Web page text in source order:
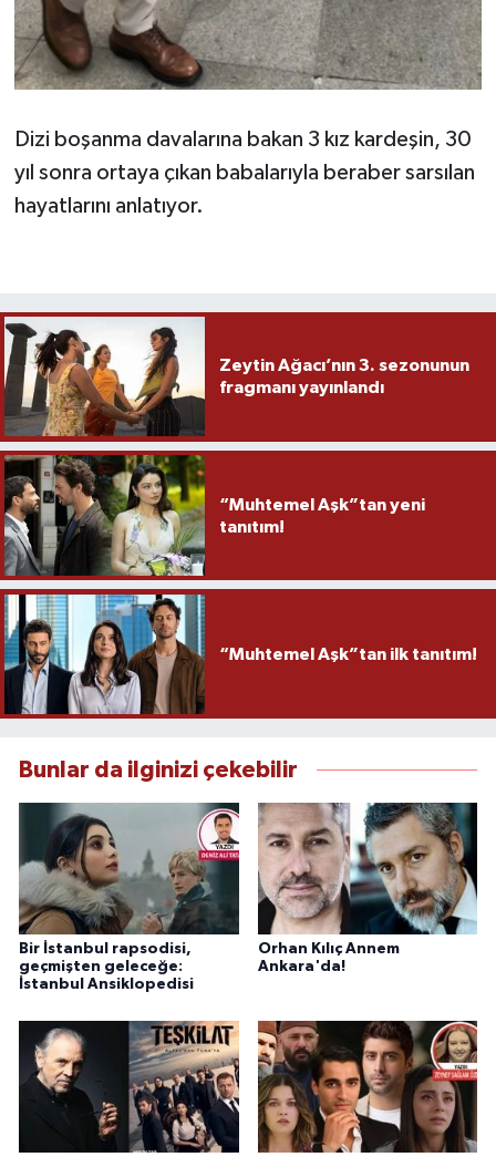
Dizi boşanma davalarına bakan 3 kız kardeşin, 30
yıl sonra ortaya çıkan babalarıyla beraber sarsılan
hayatlarını anlatıyor.
Zeytin Ağacı’nın 3. sezonunun
fragmanı yayınlandı
“Muhtemel Aşk”tan yeni
tanıtım!
“Muhtemel Aşk”tan ilk tanıtım!
Bunlar da ilginizi çekebilir
Bir İstanbul rapsodisi,
geçmişten geleceğe:
İstanbul Ansiklopedisi
Orhan Kılıç Annem
Ankara'da!